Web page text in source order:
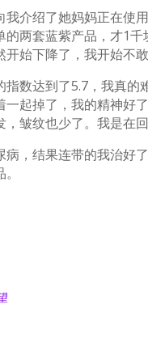
我介绍了她妈妈正在使
两套蓝紫产品，才1千
始下降了，我开始不敢
指数达到了5.7，我真的
一起掉了，我的精神好
皱纹也少了。我是在
病，结果连带的我治好